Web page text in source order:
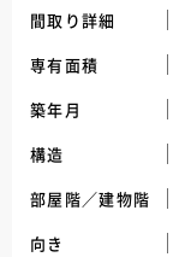
間取り詳細
専有面積
築年月
構造
部屋階／建物階
向き